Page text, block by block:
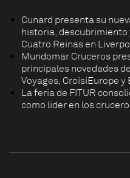
Cunard presenta su
historia, descubrimiento
Cuatro Reinas en
Mundomar Cruceros
principales novedades
Voyages, CroisiEurope
La feria de FITUR
como líder en los